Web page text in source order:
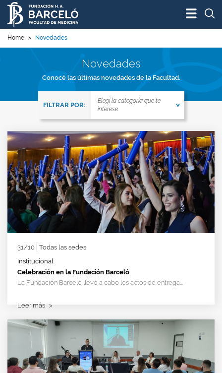
Home > Novedades
Novedades
Conocé las últimas novedades de la Facultad.
FILTRAR LAS NOVEDADES DE TU INTERÉS
FILTRAR POR:
Elegí la categoría que te
interese
31/10 | Todas las sedes
Institucional
Celebración en la Fundación Barceló
La Fundación Barceló llevó a cabo los actos de entrega...
Leer más >